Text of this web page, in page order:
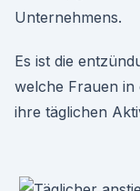
Unternehmens.
Es ist die
welche Frauen in
ihre täglichen